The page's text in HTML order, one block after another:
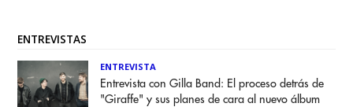
ENTREVISTAS
ENTREVISTA
Entrevista con Gilla Band: El proceso detrás de
"Giraffe" y sus planes de cara al nuevo álbum